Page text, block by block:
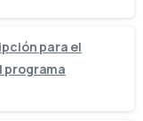
para el
programa